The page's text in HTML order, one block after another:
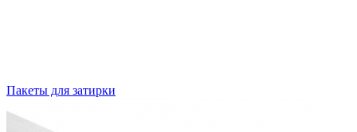
Пакеты для затирки